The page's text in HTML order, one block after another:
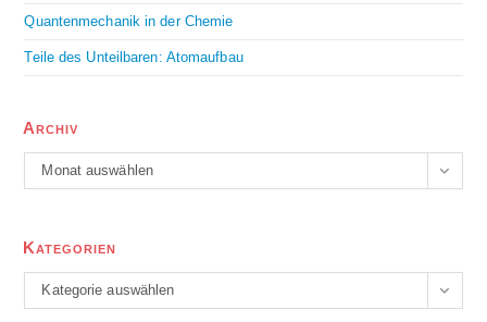
Quantenmechanik in der Chemie
Teile des Unteilbaren: Atomaufbau
Archiv
Monat auswählen
Kategorien
Kategorie auswählen